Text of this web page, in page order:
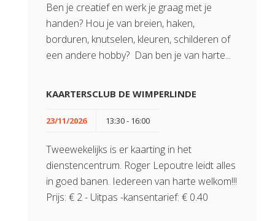
Ben je creatief en werk je graag met je
handen? Hou je van breien, haken,
borduren, knutselen, kleuren, schilderen of
een andere hobby? Dan ben je van harte...
KAARTERSCLUB DE WIMPERLINDE
23/11/2026 13:30 - 16:00
Tweewekelijks is er kaarting in het
dienstencentrum. Roger Lepoutre leidt alles
in goed banen. Iedereen van harte welkom!!!
Prijs: € 2 - Uitpas -kansentarief: € 0.40